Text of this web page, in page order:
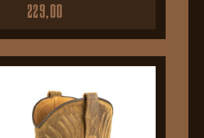
229,00